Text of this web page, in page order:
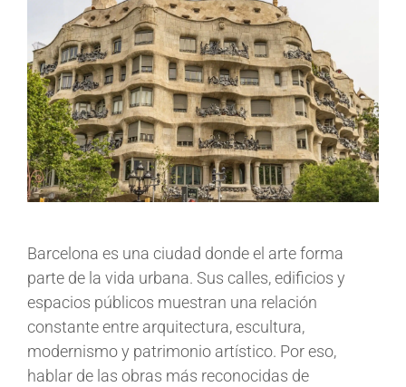
Barcelona es una ciudad donde el arte forma
parte de la vida urbana. Sus calles, edificios y
espacios públicos muestran una relación
constante entre arquitectura, escultura,
modernismo y patrimonio artístico. Por eso,
hablar de las obras más reconocidas de